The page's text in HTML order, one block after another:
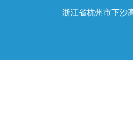
浙江省杭州市下沙